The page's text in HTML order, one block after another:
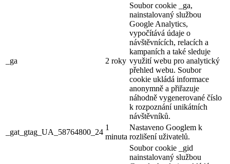
_ga 2 roky
Soubor cookie _ga,
nainstalovaný službou
Google Analytics,
vypočítává údaje o
návštěvnících, relacích a
kampaních a také sleduje
využití webu pro analytický
přehled webu. Soubor
cookie ukládá informace
anonymně a přiřazuje
náhodně vygenerované číslo
k rozpoznání unikátních
návštěvníků.
_gat_gtag_UA_58764800_24
1
minuta
Nastaveno Googlem k
rozlišení uživatelů.
Soubor cookie _gid
nainstalovaný službou